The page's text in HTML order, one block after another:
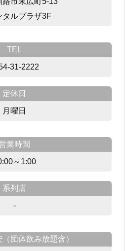
タルプラザ3F
TEL
31-2222
定休日
月曜日
業時間
～1:00
系列店
-
団体飲み放題含）